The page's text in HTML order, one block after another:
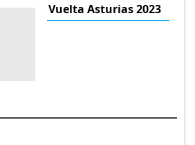
Vuelta Asturias 2023